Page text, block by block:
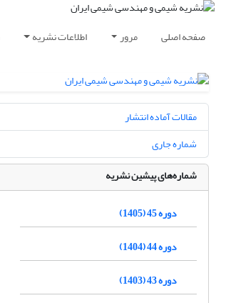
صفحه اصلی مرور اطلاعات نشریه
مقالات آماده انتشار
شماره جاری
شماره‌های پیشین نشریه
دوره 45 (1405)
دوره 44 (1404)
دوره 43 (1403)